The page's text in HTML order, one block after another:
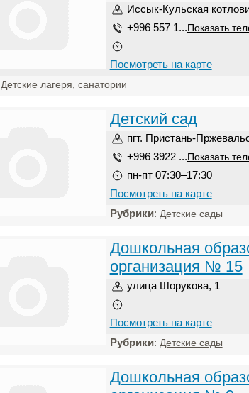
Иссык-Кульская
+996 557 1... Показать
Посмотреть на карте
Детские лагеря, санатории
Детский сад
пгт. Пристань-
+996 3922 ... Показать
пн-пт 07:30–17:30
Посмотреть на карте
Рубрики: Детские сады
Дошкольная
организация № 15
улица Шорукова, 1
Посмотреть на карте
Рубрики: Детские сады
Дошкольная